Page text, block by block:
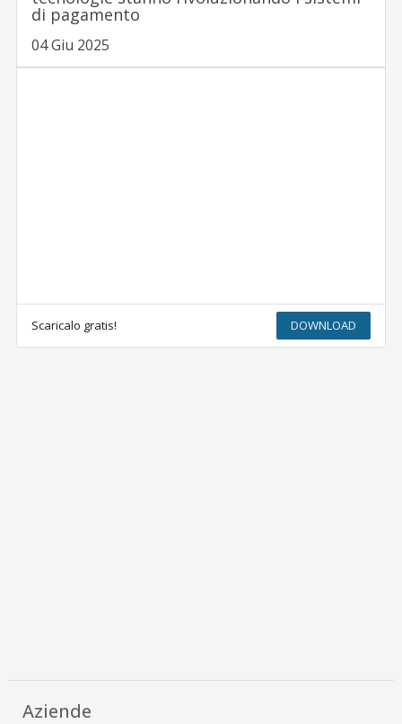
di pagamento
04 Giu 2025
Scaricalo gratis! DOWNLOAD
Aziende